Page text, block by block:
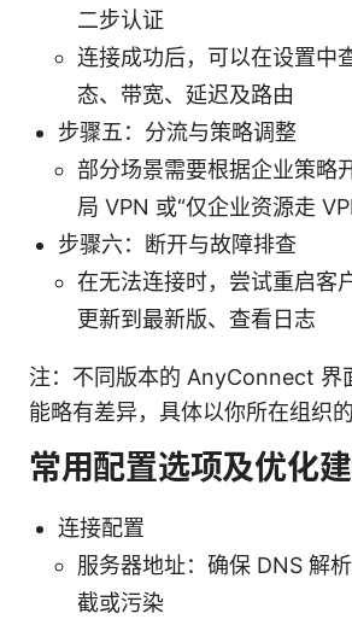
二步认证
连接成功后，可以在设置中
态、带宽、延迟及路由
步骤五：分流与策略调整
部分场景需要根据企业策略
局 VPN 或“仅企业资源走
步骤六：断开与故障排查
在无法连接时，尝试重启客
更新到最新版、查看日志
注：不同版本的 AnyConnect 界
能略有差异，具体以你所在组织的
常用配置选项及优化
连接配置
服务器地址：确保 DNS 解
截或污染